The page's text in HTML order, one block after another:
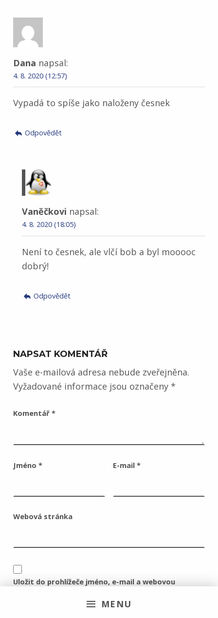
MENU
Dana napsal:
4. 8. 2020 (12:57)
Vypadá to spíše jako naloženy česnek
Odpovědět
Vaněčkovi napsal:
4. 8. 2020 (18:05)
Není to česnek, ale vlčí bob a byl mooooc
dobrý!
Odpovědět
NAPSAT KOMENTÁŘ
Vaše e-mailová adresa nebude zveřejněna.
Vyžadované informace jsou označeny *
Komentář *
Jméno * E-mail *
Webová stránka
Uložit do prohlížeče jméno, e-mail a webovou